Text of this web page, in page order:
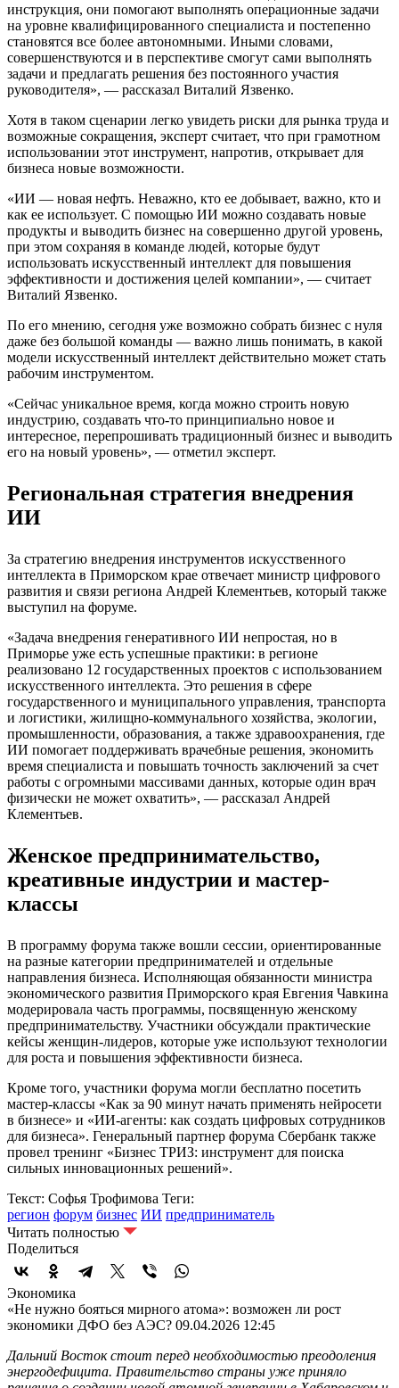
инструкция, они помогают выполнять операционные задачи
на уровне квалифицированного специалиста и постепенно
становятся все более автономными. Иными словами,
совершенствуются и в перспективе смогут сами выполнять
задачи и предлагать решения без постоянного участия
руководителя», — рассказал Виталий Язвенко.
Хотя в таком сценарии легко увидеть риски для рынка труда и
возможные сокращения, эксперт считает, что при грамотном
использовании этот инструмент, напротив, открывает для
бизнеса новые возможности.
«ИИ — новая нефть. Неважно, кто ее добывает, важно, кто и
как ее использует. С помощью ИИ можно создавать новые
продукты и выводить бизнес на совершенно другой уровень,
при этом сохраняя в команде людей, которые будут
использовать искусственный интеллект для повышения
эффективности и достижения целей компании», — считает
Виталий Язвенко.
По его мнению, сегодня уже возможно собрать бизнес с нуля
даже без большой команды — важно лишь понимать, в какой
модели искусственный интеллект действительно может стать
рабочим инструментом.
«Сейчас уникальное время, когда можно строить новую
индустрию, создавать что-то принципиально новое и
интересное, перепрошивать традиционный бизнес и выводить
его на новый уровень», — отметил эксперт.
Региональная стратегия внедрения
ИИ
За стратегию внедрения инструментов искусственного
интеллекта в Приморском крае отвечает министр цифрового
развития и связи региона Андрей Клементьев, который также
выступил на форуме.
«Задача внедрения генеративного ИИ непростая, но в
Приморье уже есть успешные практики: в регионе
реализовано 12 государственных проектов с использованием
искусственного интеллекта. Это решения в сфере
государственного и муниципального управления, транспорта
и логистики, жилищно-коммунального хозяйства, экологии,
промышленности, образования, а также здравоохранения, где
ИИ помогает поддерживать врачебные решения, экономить
время специалиста и повышать точность заключений за счет
работы с огромными массивами данных, которые один врач
физически не может охватить», — рассказал Андрей
Клементьев.
Женское предпринимательство,
креативные индустрии и мастер-
классы
В программу форума также вошли сессии, ориентированные
на разные категории предпринимателей и отдельные
направления бизнеса. Исполняющая обязанности министра
экономического развития Приморского края Евгения Чавкина
модерировала часть программы, посвященную женскому
предпринимательству. Участники обсуждали практические
кейсы женщин-лидеров, которые уже используют технологии
для роста и повышения эффективности бизнеса.
Кроме того, участники форума могли бесплатно посетить
мастер-классы «Как за 90 минут начать применять нейросети
в бизнесе» и «ИИ-агенты: как создать цифровых сотрудников
для бизнеса». Генеральный партнер форума Сбербанк также
провел тренинг «Бизнес ТРИЗ: инструмент для поиска
сильных инновационных решений».
Текст: Софья Трофимова Теги:
регион форум бизнес ИИ предприниматель
Читать полностью
Поделиться
Экономика
«Не нужно бояться мирного атома»: возможен ли рост
экономики ДФО без АЭС? 09.04.2026 12:45
Дальний Восток стоит перед необходимостью преодоления
энергодефицита. Правительство страны уже приняло